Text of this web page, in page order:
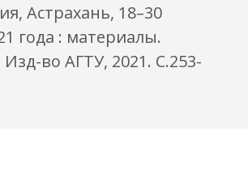
Астрахань, 18–30
года : материалы.
во АГТУ, 2021. С.253-